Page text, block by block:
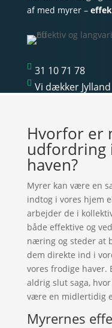
af med myrer –
 31 10 71 78
 Vi dækker Jylland
Hvorfor er
udfordring
haven?
Myrer kan være en
indtog i vores hjem
arbejder de i
både effektive og
næring og steder at
dem direkte ind i
vores frodige haver.
aldrig slut saga,
være en midlertidig
Myrernes